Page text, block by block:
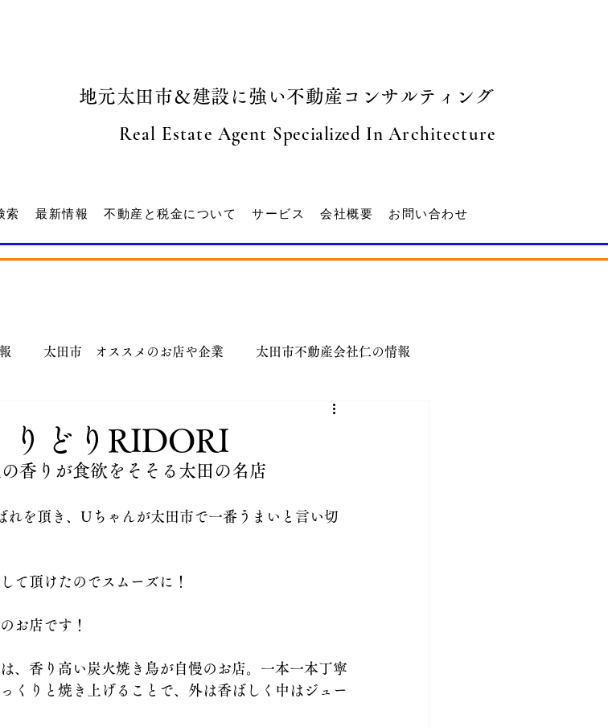
地元太田市＆建設に強い不動産コンサルティング
Real Estate Agent Specialized In Architecture
索 最新情報 不動産と税金について サービス 会社概要 お問い合わせ
太田市 オススメのお店や企業 太田市不動産会社仁の情報
HP更新
ングの社長の日々 太田市付近の街の出来事
どりRIDORI
香りが食欲をそそる太田の名店
れを頂き、Uちゃんが太田市で一番うまいと言い切
て頂けたのでスムーズに！
お店です！
、香り高い炭火焼き鳥が自慢のお店。一本一本丁寧
くりと焼き上げることで、外は香ばしく中はジュー